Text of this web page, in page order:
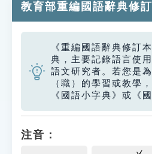
單字索引
生命大百科索引
遊戲專區
教學應用
貓頭鷹博士
教育部重編國語辭典修
《重編國語辭典修訂
典，主要記錄語言使
語文研究者。若您是
（職）的學習或教學
《國語小字典》或《
注音：